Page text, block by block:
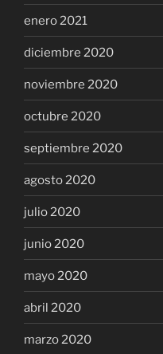
enero 2021
diciembre 2020
noviembre 2020
octubre 2020
septiembre 2020
agosto 2020
julio 2020
junio 2020
mayo 2020
abril 2020
marzo 2020